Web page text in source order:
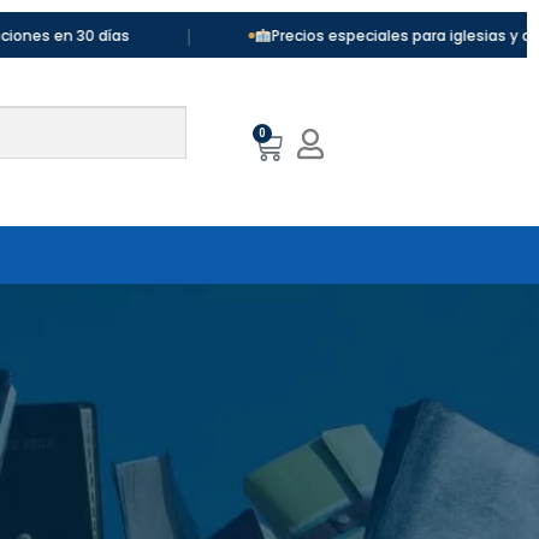
| Precios especiales para iglesias y colegios |
0